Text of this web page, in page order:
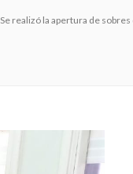
Se realizó la apertura de